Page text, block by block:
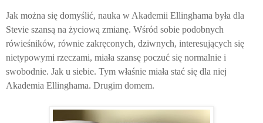
Jak można się domyślić, nauka w Akademii Ellinghama była dla
Stevie szansą na życiową zmianę. Wśród sobie podobnych
rówieśników, równie zakręconych, dziwnych, interesujących się
nietypowymi rzeczami, miała szansę poczuć się normalnie i
swobodnie. Jak u siebie. Tym właśnie miała stać się dla niej
Akademia Ellinghama. Drugim domem.